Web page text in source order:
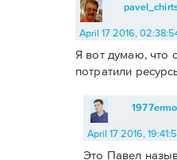
April 17 2016,
Я вот думаю, что
потратили
April 17 2016,
Это Павел